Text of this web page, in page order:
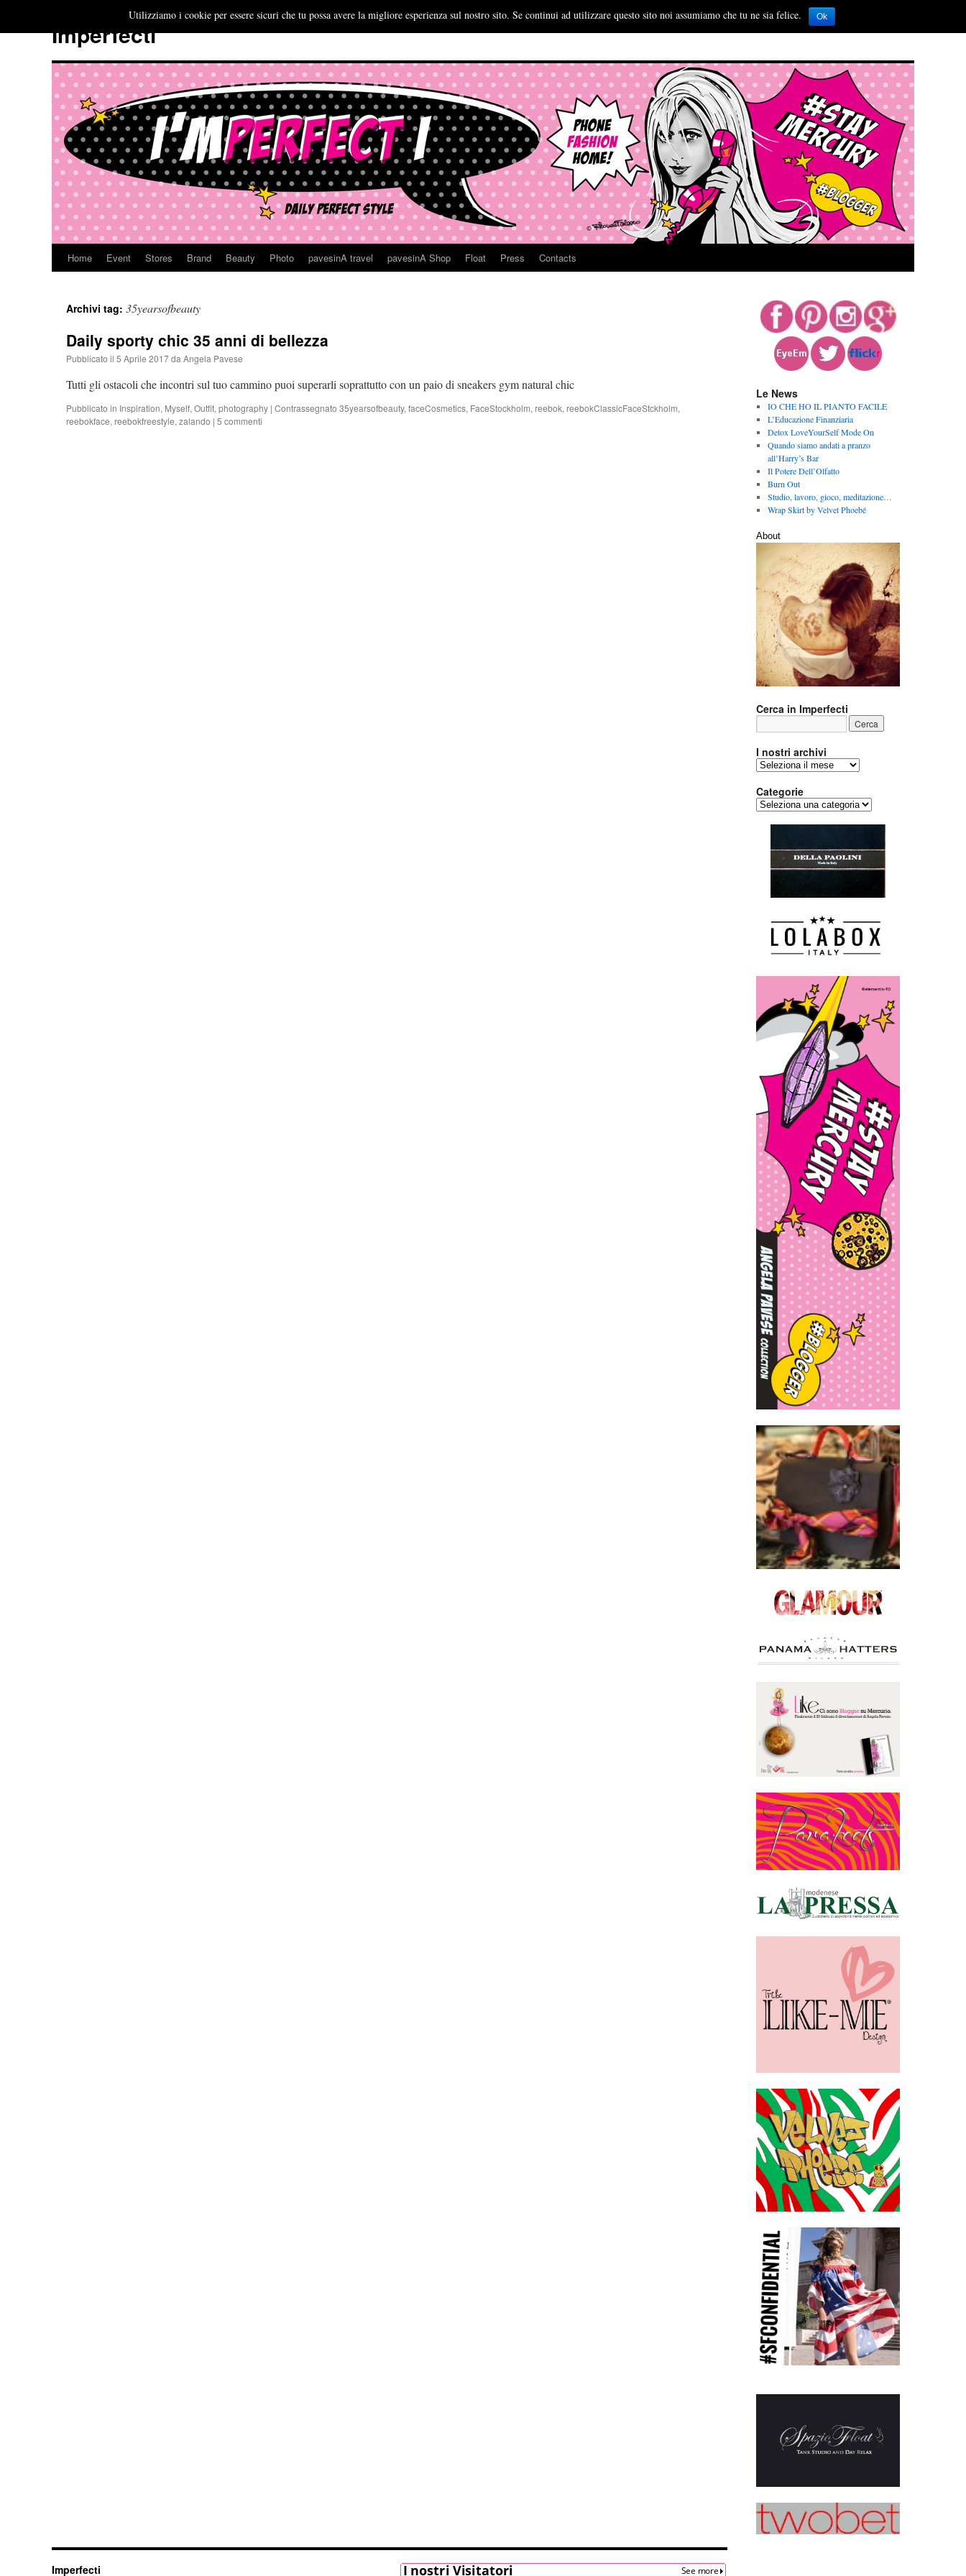
Imperfecti
Vai
contenuto
Home Event Stores Brand Beauty Photo pavesinA travel pavesinA Shop Float Press Contacts
Archivi tag: 35yearsofbeauty
Daily sporty chic 35 anni di bellezza
Pubblicato il 5 Aprile 2017da Angela Pavese
Tutti gli ostacoli che incontri sul tuo cammino puoi superarli soprattutto con un paio di sneakers gym natural chic
Pubblicato in Inspiration, Myself, Outfit, photography | Contrassegnato 35yearsofbeauty, faceCosmetics, FaceStockholm, reebok, reebokClassicFaceStckholm,
reebokface, reebokfreestyle, zalando | 5 commenti
Le News
IO CHE HO IL PIANTO FACILE
L’Educazione Finanziaria
Detox LoveYourSelf Mode On
Quando siamo andati a pranzo
all’Harry’s Bar
Il Potere Dell’Olfatto
Burn Out
Studio, lavoro, gioco, meditazione…
Wrap Skirt by Velvet Phoebé
About
Cerca in Imperfecti
I nostri archivi
archivi
Categorie
Categorie
Imperfecti
Utilizziamo i cookie per essere sicuri che tu possa avere la migliore esperienza sul nostro sito. Se continui ad utilizzare questo sito noi assumiamo che tu ne sia felice. Ok